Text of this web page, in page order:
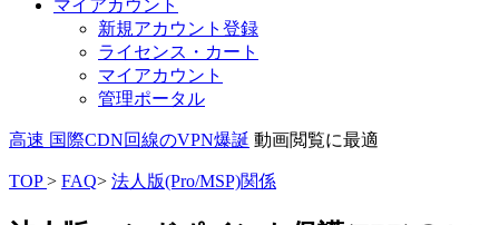
マイアカウント
新規アカウント登録
ライセンス・カート
マイアカウント
管理ポータル
高速 国際CDN回線のVPN爆誕 動画閲覧に最適
TOP> FAQ> 法人版(Pro/MSP)関係